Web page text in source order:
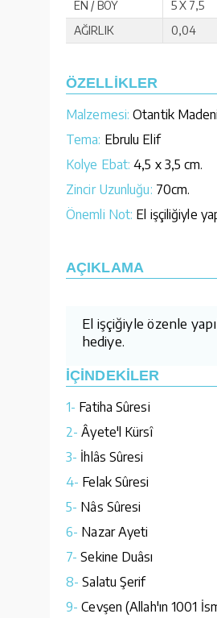
EN / BOY
5 X 7,5
AĞIRLIK
0,04
ÖZELLİKLER
Malzemesi: Otantik
Tema: Ebrulu Elif
Kolye Ebat: 4,5 x 3,5 cm.
Zincir Uzunluğu: 70cm.
Önemli Not: El işçiliğiyle
AÇIKLAMA
El işçiğiyle özenle
hediye.
İÇİNDEKİLER
1- Fatiha Sûresi
2- Âyete'l Kürsî
3- İhlâs Sûresi
4- Felak Sûresi
5- Nâs Sûresi
6- Nazar Ayeti
7- Sekine Duâsı
8- Salatu Şerif
9- Cevşen (Allah'ın 1001